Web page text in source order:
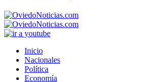
Inicio
Nacionales
Política
Economía